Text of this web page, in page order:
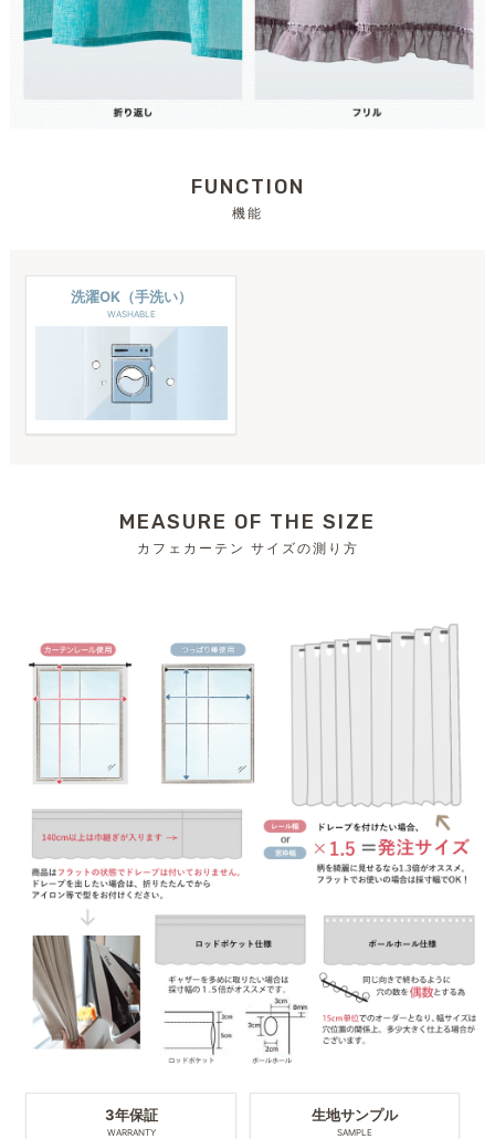
FUNCTION
機能
洗濯OK（手洗い）
WASHABLE
MEASURE OF THE SIZE
カフェカーテン サイズの測り方
3年保証
WARRANTY
生地サンプル
SAMPLE